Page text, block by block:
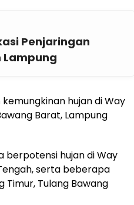
Penjaringan
Lampung
hujan di Way
Barat, Lampung
berpotensi hujan di Way
serta beberapa
Timur, Tulang Bawang